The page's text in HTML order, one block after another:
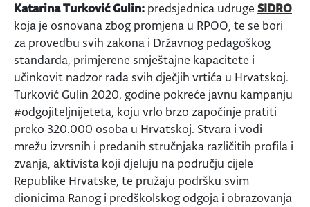
Katarina Turković Gulin: predsjednica udruge SIDRO
koja je osnovana zbog promjena u RPOO, te se bori
za provedbu svih zakona i Državnog pedagoškog
standarda, primjerene smještajne kapacitete i
učinkovit nadzor rada svih dječjih vrtića u Hrvatskoj. ​​
Turković Gulin 2020. godine pokreće javnu kampanju
#odgojiteljnijeteta, koju vrlo brzo započinje pratiti
preko 320.000 osoba u Hrvatskoj. Stvara i vodi
mrežu izvrsnih i predanih stručnjaka različitih profila i
zvanja, aktivista koji djeluju na području cijele
Republike Hrvatske, te pružaju podršku svim
dionicima Ranog i predškolskog odgoja i obrazovanja